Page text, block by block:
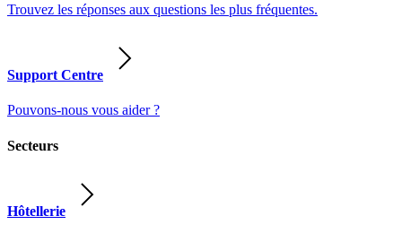
Trouvez les réponses aux questions les plus fréquentes.
Support Centre
Pouvons-nous vous aider ?
Secteurs
Hôtellerie